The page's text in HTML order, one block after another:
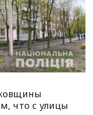
что с улицы